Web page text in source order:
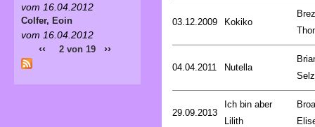
03.12.2009 Kokiko
04.04.2011 Nutella
29.09.2013
Ich bin aber
Lilith
vom 16.04.2012
Colfer, Eoin
vom 16.04.2012
‹‹ 2 von 19 ››